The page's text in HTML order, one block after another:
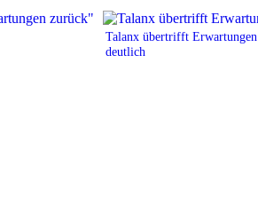
Talanx übertrifft Erwartungen
deutlich